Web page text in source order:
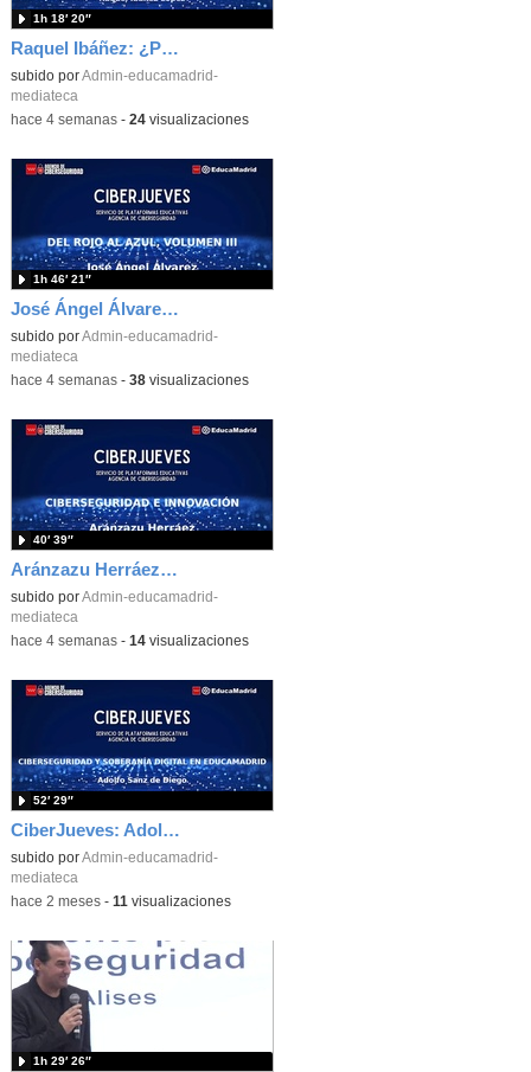
Raquel Ibáñez: ¿Por qué tu cerebro es el Zero-Day favorito de la IA
subido porAdmin-educamadrid-
mediateca
1h 18′ 20″
-hace 4 semanas- 24visualizaciones
José Ángel Álvarez: Del rojo al azul, volumen III
subido porAdmin-educamadrid-
mediateca
1h 46′ 21″
-hace 4 semanas- 38visualizaciones
Aránzazu Herráez: Ciberseguridad e innovación: Protegiendo y transformando la vida digital
subido porAdmin-educamadrid-
mediateca
40′ 39″
-hace 4 semanas- 14visualizaciones
CiberJueves: Adolfo Sanz de Diego
subido porAdmin-educamadrid-
mediateca
52′ 29″
-hace 2 meses- 11 visualizaciones
1h 29′ 26″